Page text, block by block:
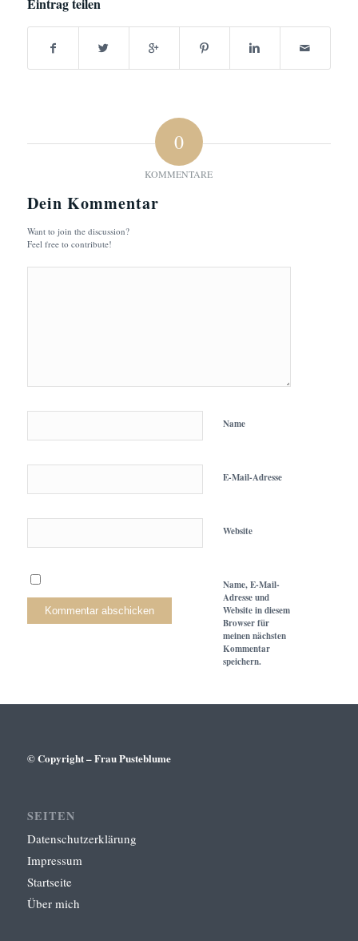
0
KOMMENTARE
Dein Kommentar
Want to join the discussion?
Feel free to contribute!
Name
E-Mail-Adresse
Website
Name, E-Mail-
Adresse und
Website in diesem
Browser für
meinen nächsten
Kommentar
speichern.
© Copyright – Frau Pusteblume
SEITEN
Datenschutzerklärung
Impressum
Startseite
Über mich